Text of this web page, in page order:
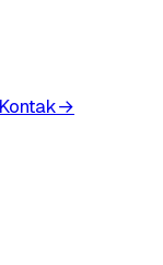
Kontak→